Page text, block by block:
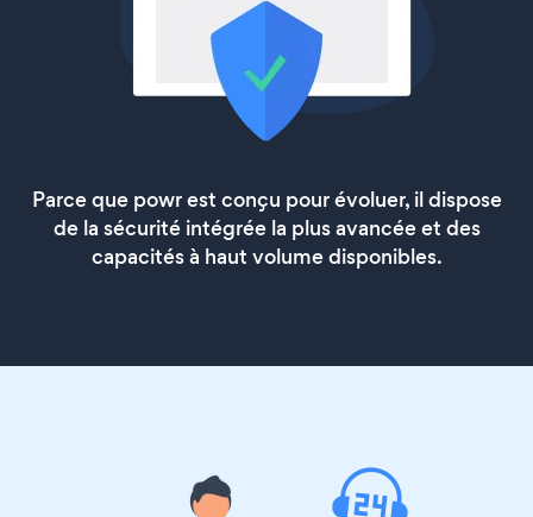
Parce que powr est conçu pour évoluer, il dispose
de la sécurité intégrée la plus avancée et des
capacités à haut volume disponibles.